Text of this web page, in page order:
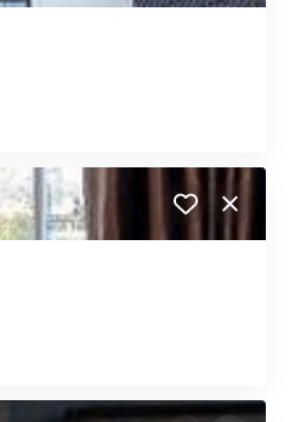
Close